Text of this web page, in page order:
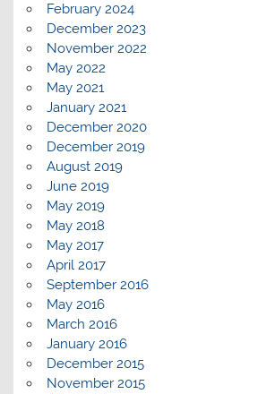
February 2024
December 2023
November 2022
May 2022
May 2021
January 2021
December 2020
December 2019
August 2019
June 2019
May 2019
May 2018
May 2017
April 2017
September 2016
May 2016
March 2016
January 2016
December 2015
November 2015